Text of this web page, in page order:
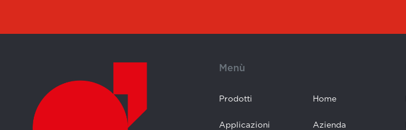
Menù
Prodotti
Applicazioni
Home
Azienda